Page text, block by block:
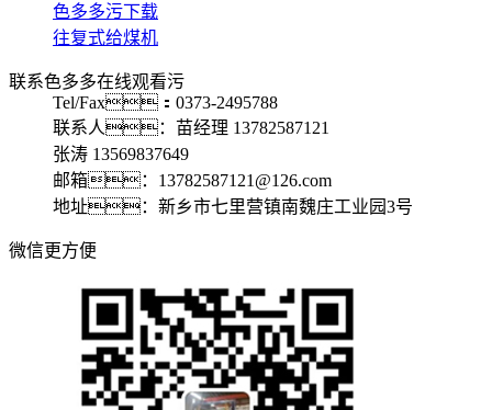
色多多污下载
往复式给煤机
联系色多多在线观看污
Tel/Fax：0373-2495788
联系人：苗经理 13782587121
张涛 13569837649
邮箱：13782587121@126.com
地址：新乡市七里营镇南魏庄工业园3号
微信更方便